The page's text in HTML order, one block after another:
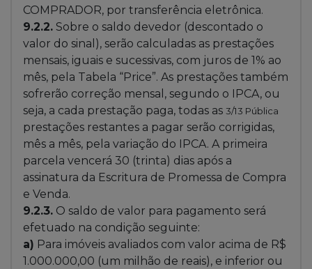
COMPRADOR, por transferência eletrônica.
9.2.2. Sobre o saldo devedor (descontado o
valor do sinal), serão calculadas as prestações
mensais, iguais e sucessivas, com juros de 1% ao
mês, pela Tabela “Price”. As prestações também
sofrerão correção mensal, segundo o IPCA, ou
seja, a cada prestação paga, todas as 3/13 Pública
prestações restantes a pagar serão corrigidas,
mês a mês, pela variação do IPCA. A primeira
parcela vencerá 30 (trinta) dias após a
assinatura da Escritura de Promessa de Compra
e Venda.
9.2.3. O saldo de valor para pagamento será
efetuado na condição seguinte:
a) Para imóveis avaliados com valor acima de R$
1.000.000,00 (um milhão de reais), e inferior ou